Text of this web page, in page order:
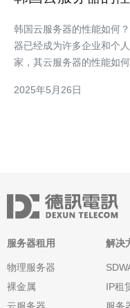
韩国云服务器的性能如何？ 随着云计算技术的不断发展，云服务
器已经成为许多企业和个
家，其云服务器的性能如何？
络基础设施，网络速度快
2025年5月26日
服务器租用
物理服务器
裸金属
解决
IP租